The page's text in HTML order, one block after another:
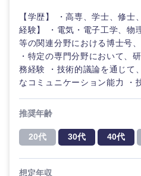
大分県
鹿児島県
【学歴】 ・高専、学士、修士
経験】 ・電気・電子工学、物
等の関連分野における博士号
・特定の専門分野において、
務経験 ・技術的議論を通じて
なコミュニケーション能力 ・
推奨年齢
20代 30代 40代
想定年収